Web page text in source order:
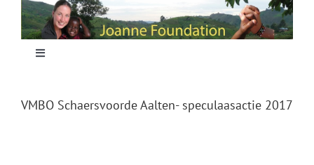
content
Toggle
VMBO Schaersvoorde Aalten- speculaasactie 2017